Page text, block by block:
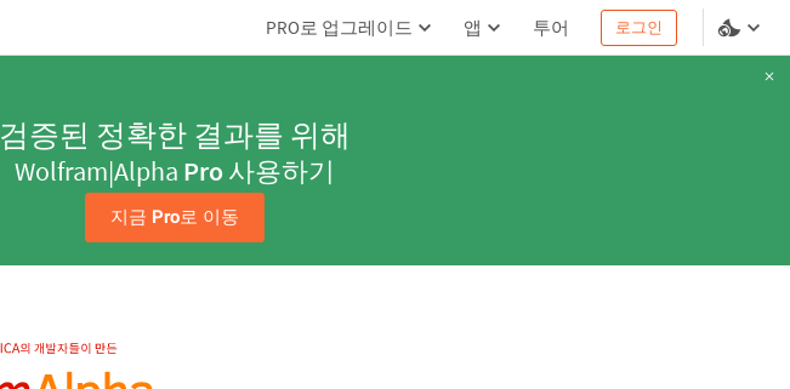
PRO로 업그레이드 앱 투어 로그인
검증된 정확한 결과를 위해
Wolfram|Alpha Pro사용하기
지금 Pro로 이동